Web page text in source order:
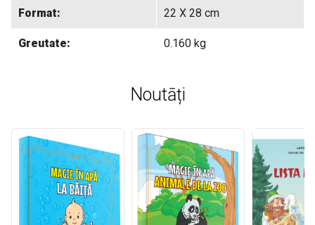
Format: 22 X 28 cm
Greutate: 0.160 kg
Noutāți